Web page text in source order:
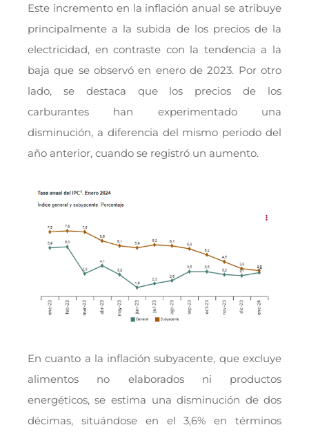
Este incremento en la inflación anual se atribuye
principalmente a la subida de los precios de la
electricidad, en contraste con la tendencia a la
baja que se observó en enero de 2023. Por otro
lado, se destaca que los precios de los
carburantes han experimentado una
disminución, a diferencia del mismo periodo del
año anterior, cuando se registró un aumento.
En cuanto a la inflación subyacente, que excluye
alimentos no elaborados ni productos
energéticos, se estima una disminución de dos
décimas, situándose en el 3,6% en términos